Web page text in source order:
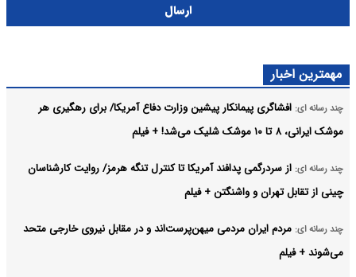
ارسال
مهمترین اخبار
چند رسانه ای: افشاگری پیمانکار پیشین وزارت دفاع آمریکا/ برای رهگیری هر
موشک ایرانی، ۸ تا ۱۰ موشک شلیک می‌شد! + فیلم
چند رسانه ای: از سردرگمی پدافند آمریکا تا کنترل تنگه هرمز/ روایت کارشناسان
چینی از تقابل تهران و واشنگتن + فیلم
چند رسانه ای: مردم ایران مردمی میهن‌پرست‌اند و در مقابل نیروی خارجی متحد
می‌شوند + فیلم